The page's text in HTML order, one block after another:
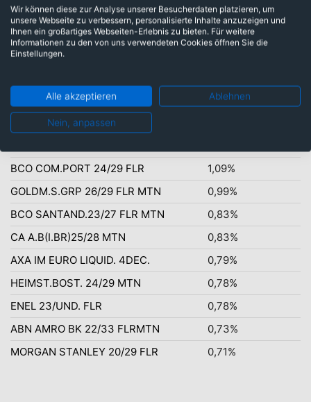
Top-Ten Titel
BCO COM.PORT 24/29 FLR
1,09%
GOLDM.S.GRP 26/29 FLR MTN
0,99%
BCO SANTAND.23/27 FLR MTN
0,83%
CA A.B(I.BR)25/28 MTN
0,83%
AXA IM EURO LIQUID. 4DEC.
0,79%
HEIMST.BOST. 24/29 MTN
0,78%
ENEL 23/UND. FLR
0,78%
ABN AMRO BK 22/33 FLRMTN
0,73%
MORGAN STANLEY 20/29 FLR
0,71%
Wir können diese zur Analyse unserer Besucherdaten platzieren, um
unsere Webseite zu verbessern, personalisierte Inhalte anzuzeigen und
Ihnen ein großartiges Webseiten-Erlebnis zu bieten. Für weitere
Informationen zu den von uns verwendeten Cookies öffnen Sie die
Einstellungen.
Alle akzeptieren Ablehnen
Nein, anpassen